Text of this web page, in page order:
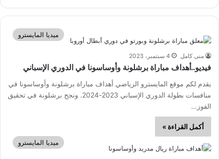
ميديا المايسترو
منى كامل 4 سبتمبر، 2023
فيديو..أهداف مباراة برشلونة وأوساسونا في الدوري الإسباني
يقدم لكم موقع المايسترو الرياضي أهداف مباراة برشلونة وأوساسونا في
منافسات بطولة الدوري الإسباني 2023-2024. ونجح برشلونة في تحقيق
الفوز…
أكمل القراءة »
ميديا المايسترو